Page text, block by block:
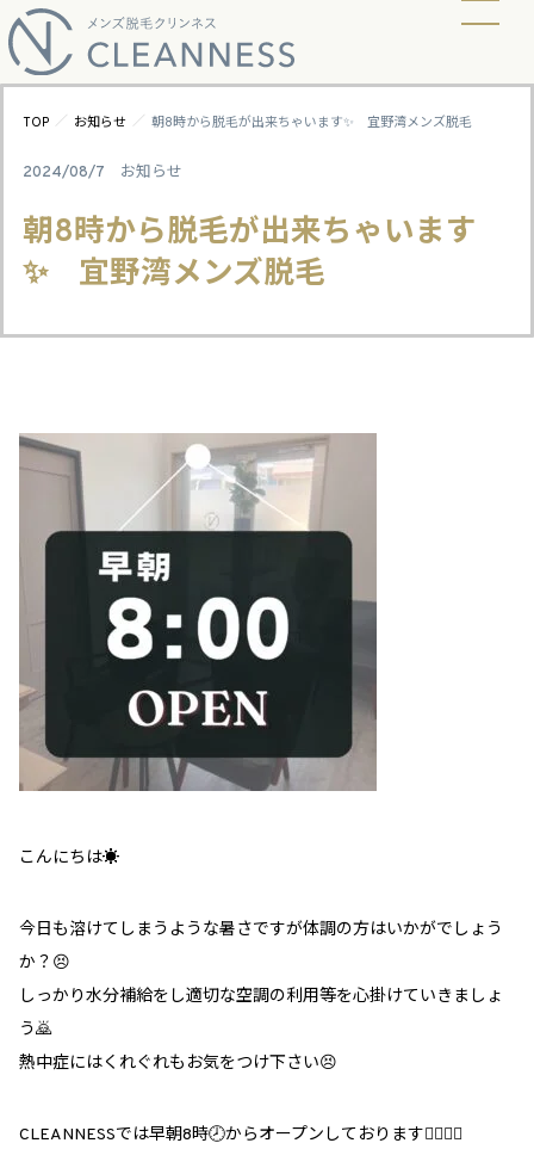
TOP ／ お知らせ ／ 朝8時から脱毛が出来ちゃいます✨ 宜野湾メンズ脱毛
2024/08/7 お知らせ
朝8時から脱毛が出来ちゃいます
✨ 宜野湾メンズ脱毛
こんにちは☀️
今日も溶けてしまうような暑さですが体調の方はいかがでしょう
か？😣
しっかり水分補給をし適切な空調の利用等を心掛けていきましょ
う🙇
熱中症にはくれぐれもお気をつけ下さい😣
CLEANNESSでは早朝8時🕗からオープンしております💁🏻‍♀️✨